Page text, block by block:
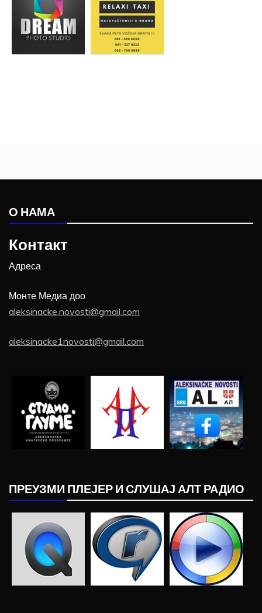
О НАМА
Контакт
Адреса
Монте Медиа доо
aleksinacke.novosti@gmail.com
aleksinacke1novosti@gmail.com
ПРЕУЗМИ ПЛЕЈЕР И СЛУШАЈ АЛТ РАДИО